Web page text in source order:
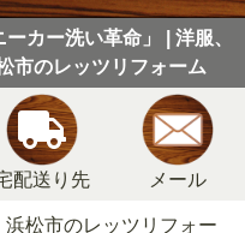
カー洗い革命」 | 洋服、
市のレッツリフォーム
配送り先 メール
松市のレッツリフォー